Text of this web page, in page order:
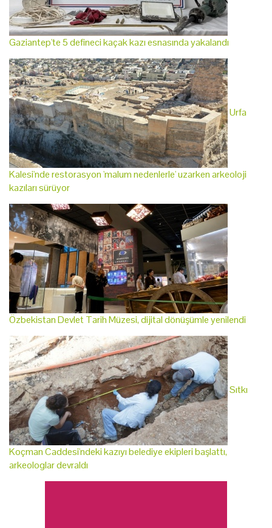
Gaziantep'te 5 defineci kaçak kazı esnasında yakalandı
Urfa
Kalesi'nde restorasyon 'malum nedenlerle' uzarken arkeoloji
kazıları sürüyor
Özbekistan Devlet Tarih Müzesi, dijital dönüşümle yenilendi
Sıtkı
Koçman Caddesi'ndeki kazıyı belediye ekipleri başlattı,
arkeologlar devraldı